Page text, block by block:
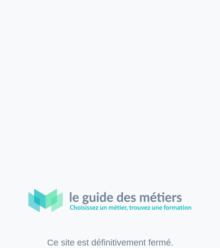
Ce site est définitivement fermé.